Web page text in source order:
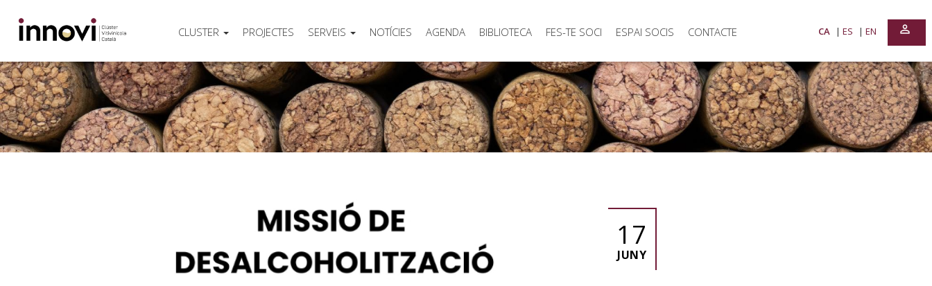
CLUSTER PROJECTES SERVEIS NOTÍCIES AGENDA BIBLIOTECA FES-TE SOCI ESPAI SOCIS CONTACTE CA ES EN perm_identity
JUNY
17